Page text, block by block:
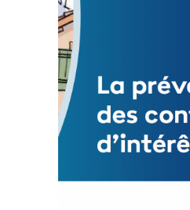
Mise à jour avril 2024
FEUILLETER